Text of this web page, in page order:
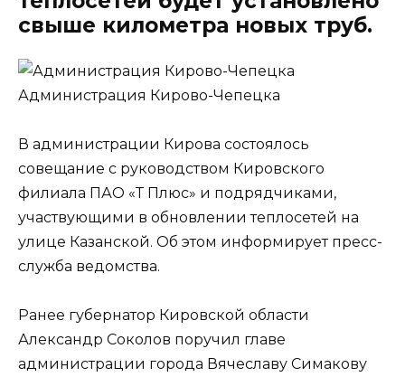
свыше километра новых труб.
Администрация Кирово-Чепецка
В администрации Кирова состоялось
совещание с руководством Кировского
филиала ПАО «Т Плюс» и подрядчиками,
участвующими в обновлении теплосетей на
улице Казанской. Об этом информирует пресс-
служба ведомства.
Ранее губернатор Кировской области
Александр Соколов поручил главе
администрации города Вячеславу Симакову